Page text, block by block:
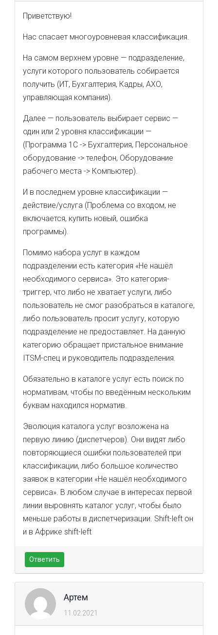
Приветствую!
Нас спасает многоуровневая классификация.
На самом верхнем уровне — подразделение,
услуги которого пользователь собирается
получить (ИТ, Бухгалтерия, Кадры, АХО,
управляющая компания).
Далее — пользователь выбирает сервис —
один или 2 уровня классификации —
(Программа 1С -> Бухгалтерия, Персональное
оборудование -> телефон, Оборудование
рабочего места -> Компьютер).
И в последнем уровне классификации —
действие/услуга (Проблема со входом, не
включается, купить новый, ошибка
программы).
Помимо набора услуг в каждом
подразделении есть категория «Не нашёл
необходимого сервиса». Это категория-
триггер, что либо не хватает услуги, либо
пользователь не смог разобраться в каталоге,
либо пользователь просит услугу, которую
подразделение не предоставляет. На данную
категорию обращает пристальное внимание
ITSM-спец и руководитель подразделения.
Обязательно в каталоге услуг есть поиск по
нормативам, чтобы по введённым нескольким
буквам находился норматив.
Эволюция каталога услуг возложена на
первую линию (диспетчеров). Они видят либо
повторяющиеся ошибки пользователей при
классификации, либо большое количество
заявок в категории «Не нашёл необходимого
сервиса». В любом случае в интересах первой
линии выровнять каталог услуг, чтобы было
меньше работы в диспетчеризации. Shift-left он
и в Африке shift-left
Ответить
Артем
11.02.2021